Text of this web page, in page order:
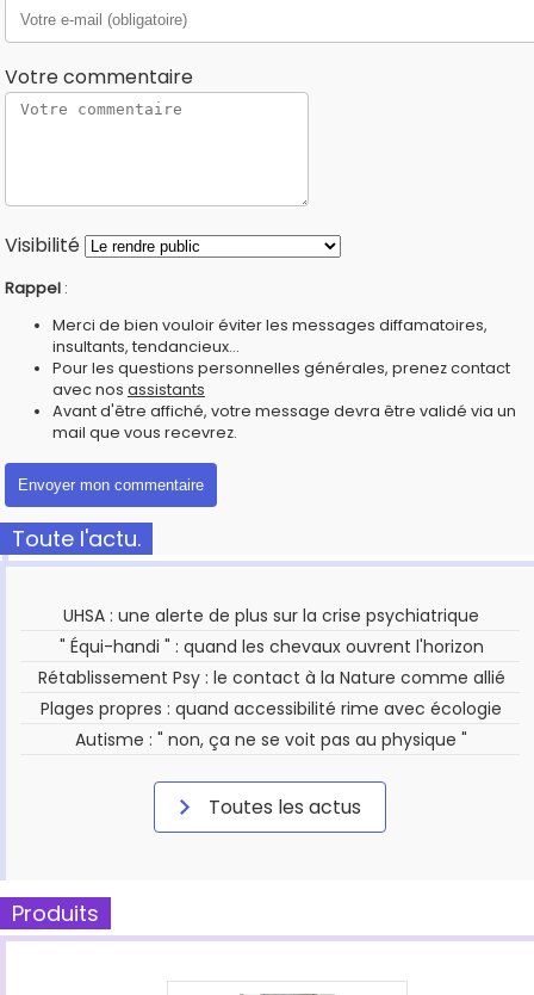
Votre commentaire
Visibilité
Rappel :
Merci de bien vouloir éviter les messages diffamatoires,
insultants, tendancieux...
Pour les questions personnelles générales, prenez contact
avec nos assistants
Avant d'être affiché, votre message devra être validé via un
mail que vous recevrez.
Toute l'actu.
UHSA : une alerte de plus sur la crise psychiatrique
" Équi-handi " : quand les chevaux ouvrent l'horizon
Rétablissement Psy : le contact à la Nature comme allié
Plages propres : quand accessibilité rime avec écologie
Autisme : " non, ça ne se voit pas au physique "
Toutes les actus
Produits